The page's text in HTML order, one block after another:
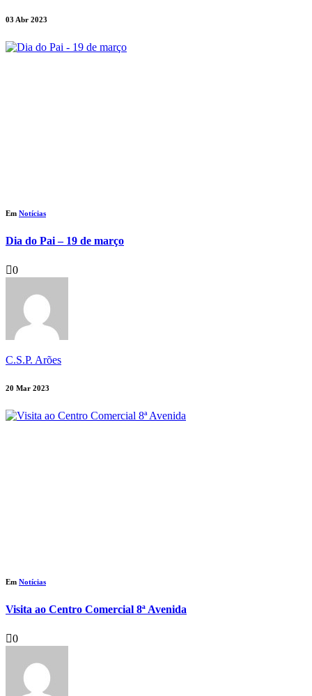
03 Abr 2023
Em Notícias
Dia do Pai – 19 de março
0
C.S.P. Arões
20 Mar 2023
Em Notícias
Visita ao Centro Comercial 8ª Avenida
0